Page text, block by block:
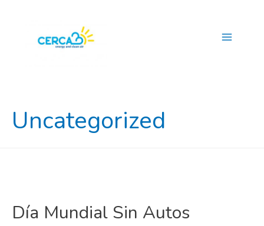
Uncategorized
Día Mundial Sin Autos